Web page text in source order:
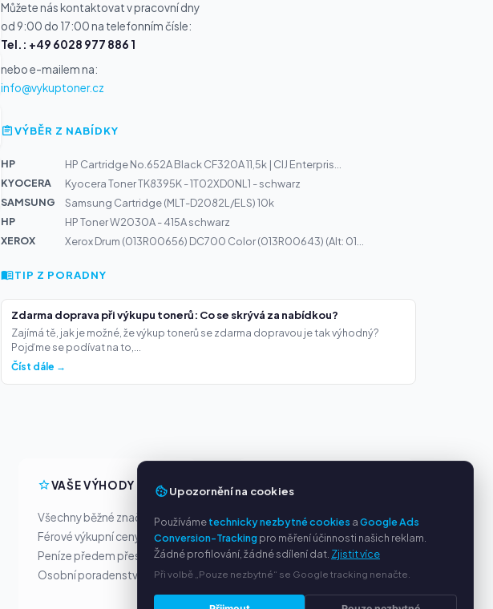
Můžete nás kontaktovat v pracovní dny
od 9:00 do 17:00 na telefonním čísle:
Tel.: +49 6028 977 886 1
nebo e-mailem na:
info@vykuptoner.cz
VÝBĚR Z NABÍDKY
HP
HP Cartridge No.652A Black CF320A 11,5k | ClJ Enterpris...
KYOCERA
Kyocera Toner TK8395K - 1T02XD0NL1 - schwarz
SAMSUNG
Samsung Cartridge (MLT-D2082L/ELS) 10k
HP
HP Toner W2030A - 415A schwarz
XEROX
Xerox Drum (013R00656) DC700 Color (013R00643) (Alt: 01...
TIP Z PORADNY
Zdarma doprava při výkupu tonerů: Co se skrývá za nabídkou?
Zajímá tě, jak je možné, že výkup tonerů se zdarma dopravou je tak výhodný?
Pojďme se podívat na to,...
Číst dále →
VAŠE VÝHODY
Všechny běžné značky
Férové výkupní ceny
Peníze předem přes PayPal
Osobní poradenství
SLUŽBY
O nás
Ochrana osobních údajů
Kontakt / Právní informace
Časté dotazy (FAQ)
Poradna
Upozornění na cookies
Používámetechnicky nezbytné cookies aGoogle Ads
Conversion-Trackingpro měření účinnosti našich reklam.
Žádné profilování, žádné sdílení dat. Zjistit více
Při volbě „Pouze nezbytné“ se Google tracking nenačte.